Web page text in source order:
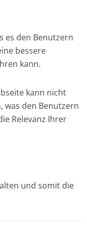
es den Benutzern
bessere
kann.
kann nicht
was den Benutzern
Relevanz Ihrer
und somit die